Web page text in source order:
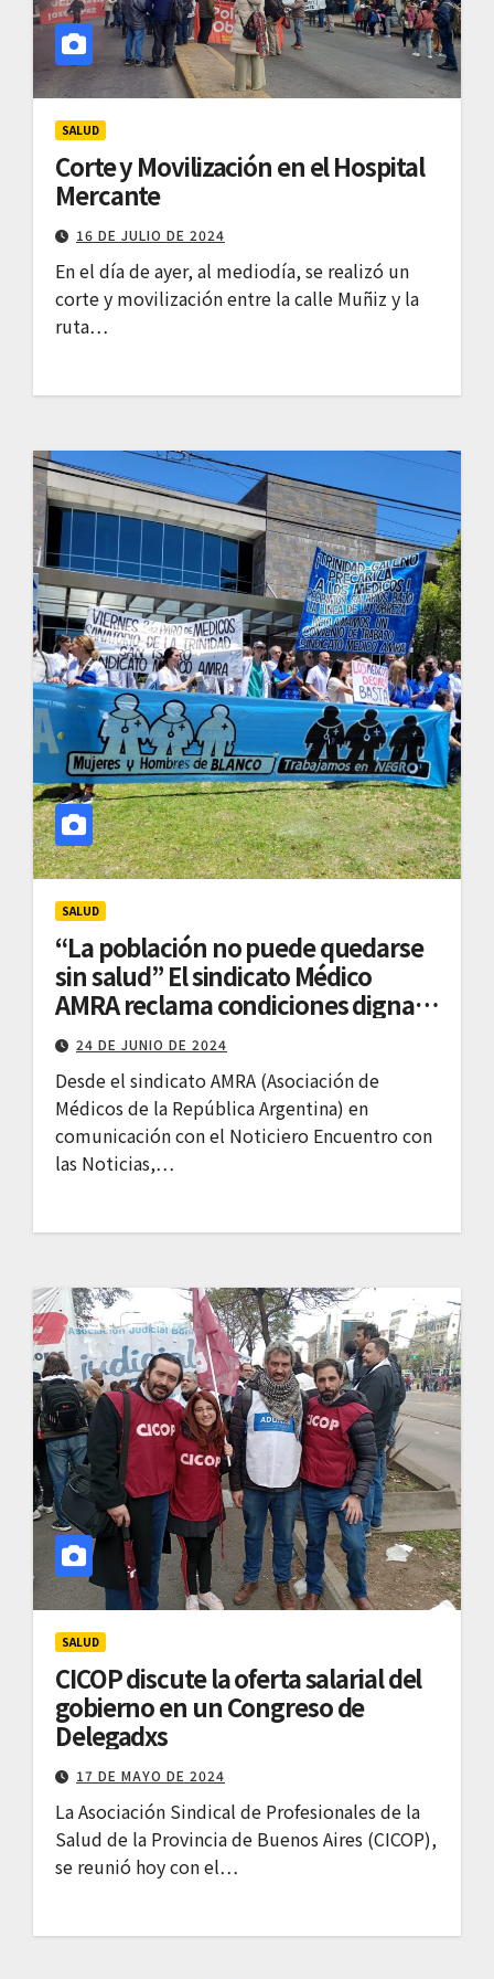
SALUD
Corte y Movilización en el Hospital
Mercante
16 DE JULIO DE 2024
En el día de ayer, al mediodía, se realizó un
corte y movilización entre la calle Muñiz y la
ruta…
SALUD
“La población no puede quedarse
sin salud” El sindicato Médico
AMRA reclama condiciones dignas
de trabajo
24 DE JUNIO DE 2024
Desde el sindicato AMRA (Asociación de
Médicos de la República Argentina) en
comunicación con el Noticiero Encuentro con
las Noticias,…
SALUD
CICOP discute la oferta salarial del
gobierno en un Congreso de
Delegadxs
17 DE MAYO DE 2024
La Asociación Sindical de Profesionales de la
Salud de la Provincia de Buenos Aires (CICOP),
se reunió hoy con el…